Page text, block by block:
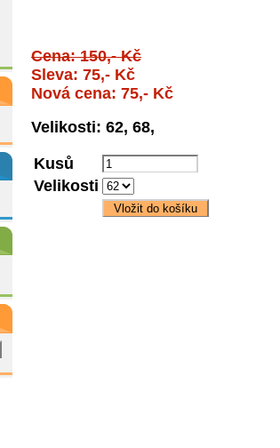
Cena: 150,- Kč
Sleva: 75,- Kč
Nová cena: 75,- Kč
Velikosti: 62, 68,
Kusů
Velikosti